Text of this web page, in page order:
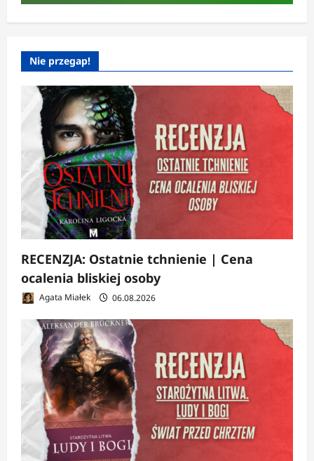
Nie przegap!
RECENZJA: Ostatnie tchnienie | Cena
ocalenia bliskiej osoby
Agata Miałek 06.08.2026